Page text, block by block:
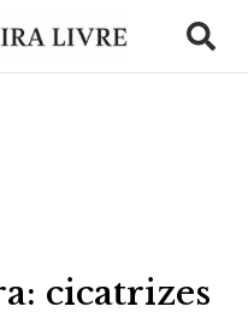
cicatrizes